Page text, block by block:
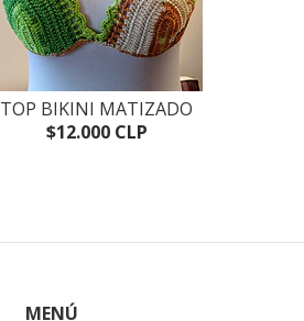
TOP BIKINI MATIZADO
$12.000 CLP
MENÚ